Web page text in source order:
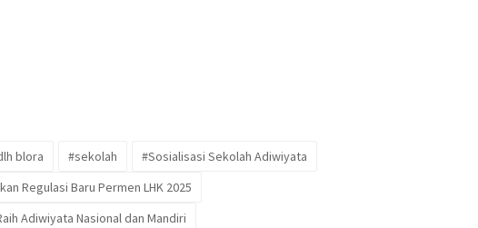
blora #sekolah
#Sosialisasi Sekolah Adiwiyata
Regulasi Baru Permen LHK 2025
Adiwiyata Nasional dan Mandiri